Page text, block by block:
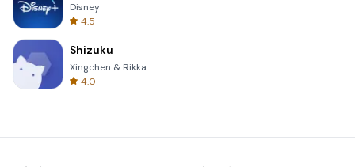
Disney
4.5
Shizuku
Xingchen & Rikka
4.0